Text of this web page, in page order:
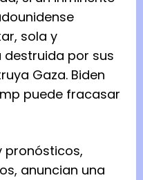
sola y
destruida por sus
Gaza. Biden
puede fracasar
pronósticos,
anuncian una